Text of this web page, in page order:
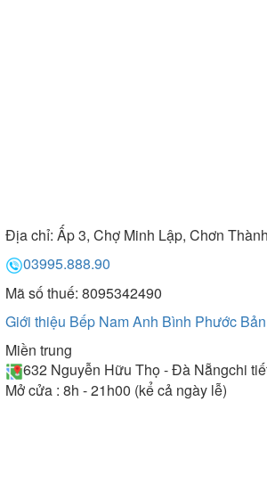
Địa chỉ: Ấp 3, Chợ Minh Lập, Chơn
03995.888.90
Mã số thuế: 8095342490
Giới thiệu Bếp Nam Anh Bình Phước
Miền trung
632 Nguyễn Hữu Thọ - Đà Nẵngchi
Mở cửa : 8h - 21h00 (kể cả ngày lễ)